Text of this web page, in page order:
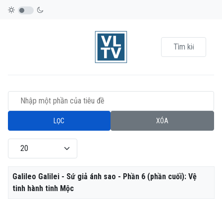
Nhập một phần của tiêu đề
LỌC XÓA
Hiển thị #
Tiêu đề
Galileo Galilei - Sứ giả ánh sao - Phần 6 (phần cuối): Vệ
tinh hành tinh Mộc